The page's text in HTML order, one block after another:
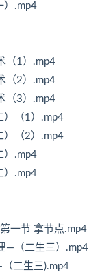
）.mp4
（1）.mp4
（2）.mp4
（3）.mp4
）（1）.mp4
）（2）.mp4
）.mp4
）.mp4
一节 拿节点.mp4
—（二生三）.mp4
二生三).mp4